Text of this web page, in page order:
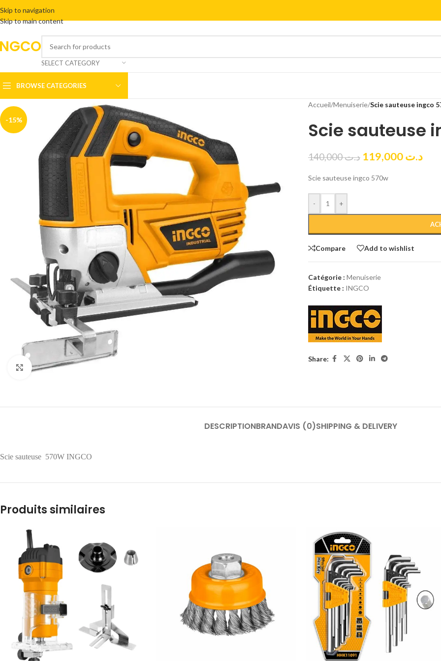
Skip to navigation
Skip to main content
SELECT CATEGORY
BROWSE CATEGORIES
-15%
Click to enlarge
Accueil/Menuiserie/Scie sauteuse ingco
Scie sauteuse
د.ت140,000 د.ت119,000
Scie sauteuse ingco 570w
- +
Compare Add to wishlist
Catégorie : Menuiserie
Étiquette : INGCO
Share:
DESCRIPTIONBRANDAVIS (0)SHIPPING & DELIVERY
Scie sauteuse 570W INGCO
Produits similaires